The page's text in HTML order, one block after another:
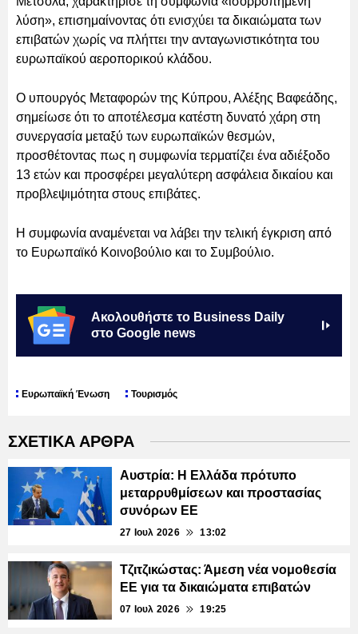
λύση», επισημαίνοντας ότι ενισχύει τα δικαιώματα των
επιβατών χωρίς να πλήττει την ανταγωνιστικότητα του
ευρωπαϊκού αεροπορικού κλάδου.
Ο υπουργός Μεταφορών της Κύπρου, Αλέξης Βαφεάδης,
σημείωσε ότι το αποτέλεσμα κατέστη δυνατό χάρη στη
συνεργασία μεταξύ των ευρωπαϊκών θεσμών,
προσθέτοντας πως η συμφωνία τερματίζει ένα αδιέξοδο
13 ετών και προσφέρει μεγαλύτερη ασφάλεια δικαίου και
προβλεψιμότητα στους επιβάτες.
Η συμφωνία αναμένεται να λάβει την τελική έγκριση από
το Ευρωπαϊκό Κοινοβούλιο και το Συμβούλιο.
Ακολουθήστε το Business Daily
στο Google news
Ευρωπαϊκή Ένωση Τουρισμός
ΣΧΕΤΙΚΑ ΑΡΘΡΑ
Αυστρία: Η Ελλάδα πρότυπο
μεταρρυθμίσεων και προστασίας
συνόρων ΕΕ
27 Ιουλ 2026 13:02
Τζιτζικώστας: Άμεση νέα νομοθεσία
ΕΕ για τα δικαιώματα επιβατών
07 Ιουλ 2026 19:25